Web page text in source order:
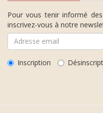
Pour vous tenir informé
inscrivez-vous à notre
Inscription